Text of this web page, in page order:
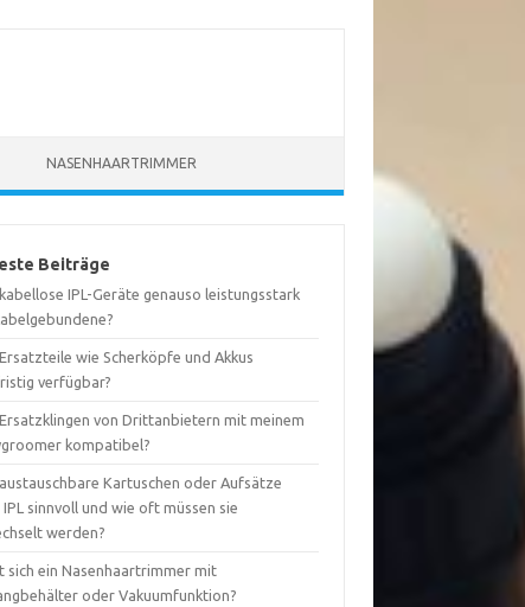
NASENHAARTRIMMER
Beiträge
IPL-Geräte genauso leistungsstark
wie Scherköpfe und Akkus
verfügbar?
von Drittanbietern mit meinem
kompatibel?
Kartuschen oder Aufsätze
IPL sinnvoll und wie oft müssen sie
werden?
sich ein Nasenhaartrimmer mit
oder Vakuumfunktion?